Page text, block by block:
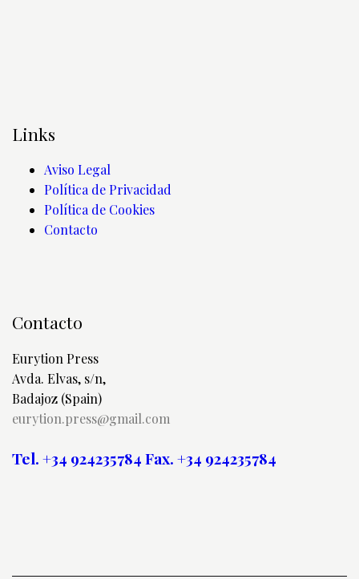
Links
Aviso Legal
Política de Privacidad
Política de Cookies
Contacto
Contacto
Eurytion Press
Avda. Elvas, s/n,
Badajoz (Spain)
eurytion.press@gmail.com
Tel. +34 924235784Fax. +34 924235784